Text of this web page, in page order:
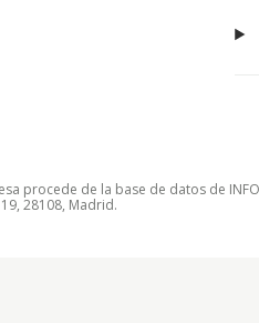
procede de la base de datos de
28108, Madrid.